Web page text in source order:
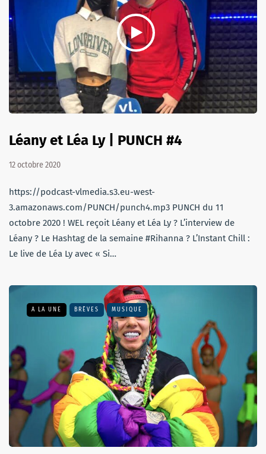
Léany et Léa Ly | PUNCH #4
12 octobre 2020
https://podcast-vlmedia.s3.eu-west-
3.amazonaws.com/PUNCH/punch4.mp3 PUNCH du 11
octobre 2020 ! WEL reçoit Léany et Léa Ly ?️ L’interview de
Léany ? Le Hashtag de la semaine #Rihanna ? L’Instant Chill :
Le live de Léa Ly avec « Si…
A LA UNE BRÈVES MUSIQUE